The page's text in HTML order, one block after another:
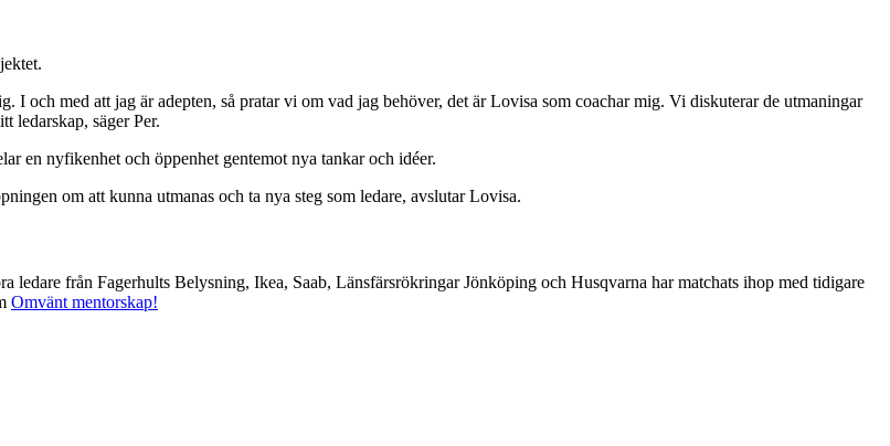
och med att jag är adepten, så pratar vi om vad jag behöver, det är Lovisa som coachar mig. Vi diskuterar de utmaningar
ledarskap, säger Per.
en nyfikenhet och öppenhet gentemot nya tankar och idéer.
om att kunna utmanas och ta nya steg som ledare, avslutar Lovisa.
ledare från Fagerhults Belysning, Ikea, Saab, Länsfärsrökringar Jönköping och Husqvarna har matchats ihop med tidigare
Omvänt mentorskap!